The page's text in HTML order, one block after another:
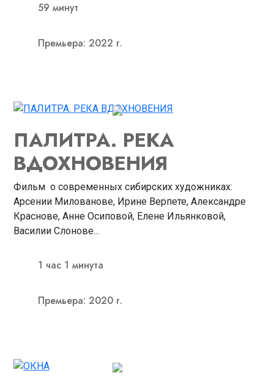
59 минут
Премьера: 2022 г.
ПАЛИТРА. РЕКА
ВДОХНОВЕНИЯ
Фильм о современных сибирских художниках:
Арсении Милованове, Ирине Верпете, Александре
Краснове, Анне Осиповой, Елене Ильянковой,
Василии Слонове...
1 час 1 минута
Премьера: 2020 г.